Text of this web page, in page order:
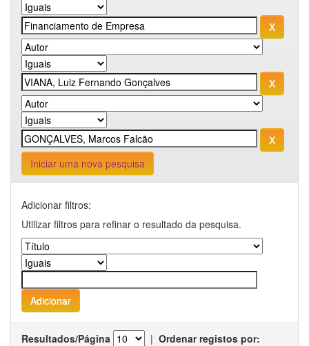
Iniciar uma nova pesquisa
Adicionar filtros:
Utilizar filtros para refinar o resultado da pesquisa.
Resultados/Página | Ordenar registos por: